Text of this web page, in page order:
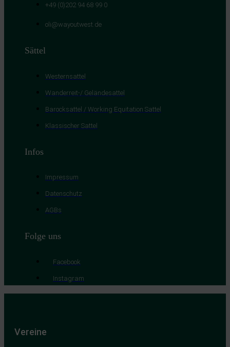
+49 (0)202 94 68 99 0
oli@wayoutwest.de
Sättel
Westernsattel
Wanderreit-/ Geländesattel
Barocksattel / Working Equitation Sattel
Klassischer Sattel
Infos
Impressum
Datenschutz
AGBs
Folge uns
Facebook
Instagram
Vereine